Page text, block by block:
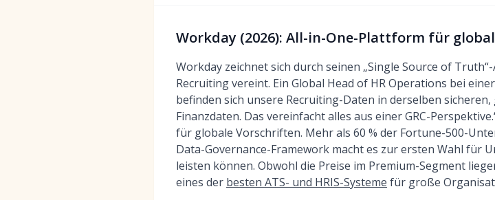
Workday (2026): All-in-One-Plattform für
Workday zeichnet sich durch seinen „Single Source of
Recruiting vereint. Ein Global Head of HR Operations bei
befinden sich unsere Recruiting-Daten in derselben
Finanzdaten. Das vereinfacht alles aus einer GRC-
für globale Vorschriften. Mehr als 60 % der Fortune-500-
Data-Governance-Framework macht es zur ersten Wahl für
leisten können. Obwohl die Preise im Premium-Segment
eines der besten ATS- und HRIS-Systeme für große